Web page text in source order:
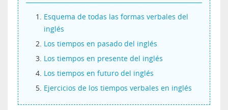
Esquema de todas las formas verbales del
inglés
Los tiempos en pasado del inglés
Los tiempos en presente del inglés
Los tiempos en futuro del inglés
Ejercicios de los tiempos verbales en inglés